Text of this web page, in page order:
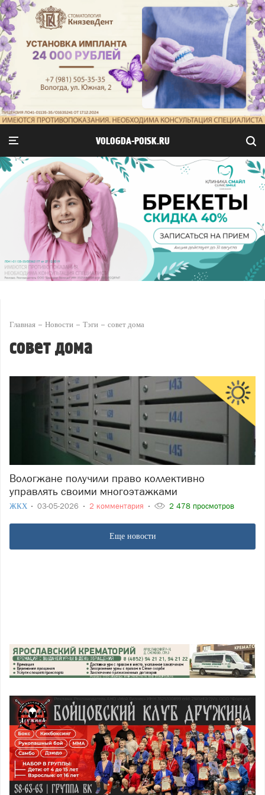
VOLOGDA-POISK.RU
Главная Новости Тэги совет дома
совет дома
Вологжане получили право коллективно
управлять своими многоэтажками
ЖКХ 03-05-2026 2 комментария 2 478 просмотров
Еще новости